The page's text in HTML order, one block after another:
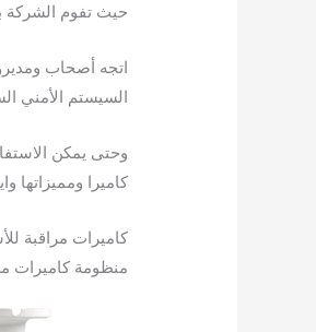
حيث تفوم الشركة
اتجه أصحاب
السيستم الأمني
وحتى يمكن
كاميرا ومميزاتها
كاميرات مراقبة
منظومة كاميرات